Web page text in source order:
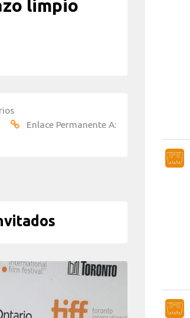
limpio
Enlace Permanente A: